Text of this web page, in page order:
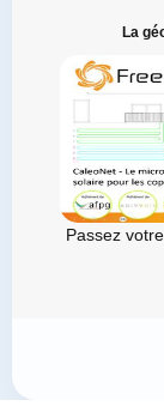
La
Passez